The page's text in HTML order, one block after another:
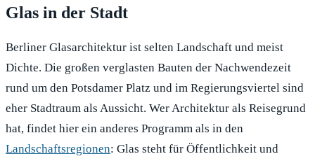
Glas in der Stadt
Berliner Glasarchitektur ist selten Landschaft und meist
Dichte. Die großen verglasten Bauten der Nachwendezeit
rund um den Potsdamer Platz und im Regierungsviertel sind
eher Stadtraum als Aussicht. Wer Architektur als Reisegrund
hat, findet hier ein anderes Programm als in den
Landschaftsregionen: Glas steht für Öffentlichkeit und